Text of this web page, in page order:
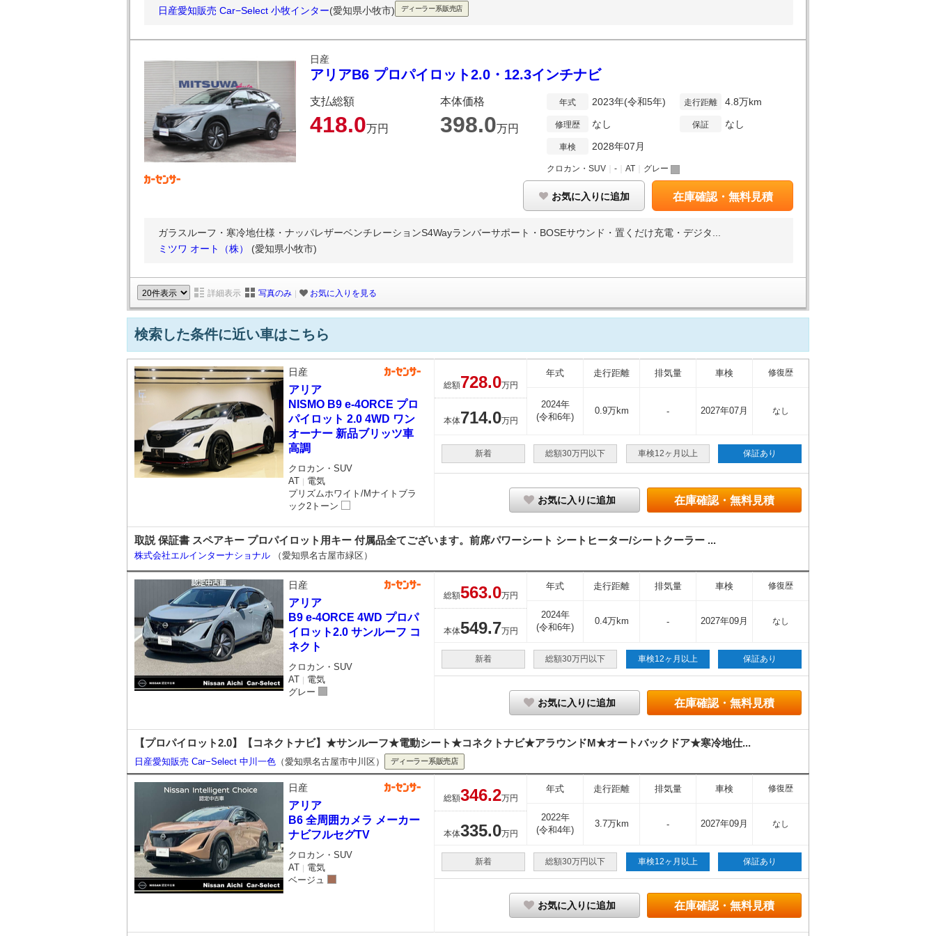
日産愛知販売 Car−Select 小牧インター(愛知県小牧市) ディーラー系販売店
日産
アリアB6 プロパイロット2.0・12.3インチナビ
支払総額
418.0万円
本体価格
398.0万円
年式 2023年(令和5年)
修理歴 なし
車検 2028年07月
走行距離 4.8万km
保証 なし
クロカン・SUV - AT グレー
お気に入りに追加 在庫確認・無料見積
ガラスルーフ・寒冷地仕様・ナッパレザーベンチレーションS4Wayランバーサポート・BOSEサウンド・置くだけ充電・デジタ...
ミツワ オート（株） (愛知県小牧市)
詳細表示 写真のみ ｜ お気に入りを見る
検索した条件に近い車はこちら
日産
アリア
NISMO B9 e-4ORCE プロ
パイロット 2.0 4WD ワン
オーナー 新品ブリッツ車
高調
クロカン・SUV
AT ｜ 電気
プリズムホワイト/Mナイトブラ
ック2トーン
総額728.0万円
本体714.0万円
年式 走行距離 排気量 車検 修復歴
2024年
(令和6年)
0.9万km - 2027年07月 なし
新着 総額30万円以下 車検12ヶ月以上 保証あり
在庫確認・無料見積
お気に入りに追加
取説 保証書 スペアキー プロパイロット用キー 付属品全てございます。前席パワーシート シートヒーター/シートクーラー ...
株式会社エルインターナショナル （愛知県名古屋市緑区）
日産
アリア
B9 e-4ORCE 4WD プロパ
イロット2.0 サンルーフ コ
ネクト
クロカン・SUV
AT ｜ 電気
グレー
総額563.0万円
本体549.7万円
年式 走行距離 排気量 車検 修復歴
2024年
(令和6年)
0.4万km - 2027年09月 なし
新着 総額30万円以下 車検12ヶ月以上 保証あり
在庫確認・無料見積
お気に入りに追加
【プロパイロット2.0】【コネクトナビ】★サンルーフ★電動シート★コネクトナビ★アラウンドM★オートバックドア★寒冷地仕...
日産愛知販売 Car−Select 中川一色 （愛知県名古屋市中川区） ディーラー系販売店
日産
アリア
B6 全周囲カメラ メーカー
ナビフルセグTV
クロカン・SUV
AT ｜ 電気
ベージュ
総額346.2万円
本体335.0万円
年式 走行距離 排気量 車検 修復歴
2022年
(令和4年)
3.7万km - 2027年09月 なし
新着 総額30万円以下 車検12ヶ月以上 保証あり
在庫確認・無料見積
お気に入りに追加